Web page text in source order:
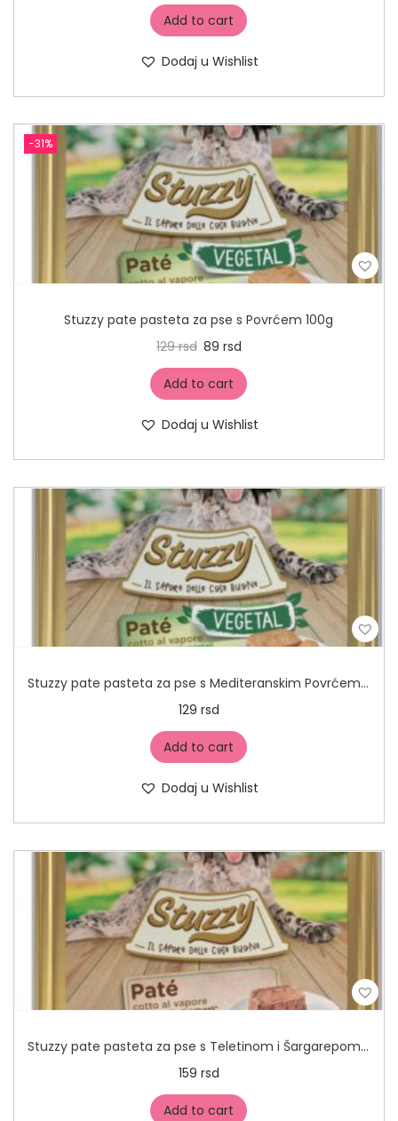
Add to cart
Dodaj u Wishlist
-31%
Stuzzy pate pasteta za pse s Povrćem 100g
129rsd 89 rsd
Add to cart
Dodaj u Wishlist
Stuzzy pate pasteta za pse s Mediteranskim Povrćem 100g
129 rsd
Add to cart
Dodaj u Wishlist
Stuzzy pate pasteta za pse s Teletinom i Šargarepom 150g
159 rsd
Add to cart